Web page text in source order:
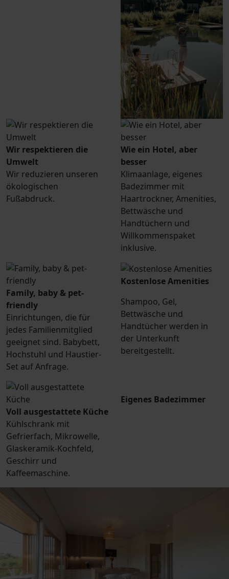
Wir respektieren die
Umwelt
Wir reduzieren unseren
ökologischen
Fußabdruck.
Wie ein Hotel, aber
besser
Klimaanlage, eigenes
Badezimmer mit
Haartrockner, Amenities,
Bettwäsche und
Handtüchern und
Willkommenspaket
inklusive.
Family, baby & pet-
friendly
Einrichtungen, die für
jedes Familienmitglied
geeignet sind. Babybett,
Hochstuhl und Haustier-
Set auf Anfrage.
Kostenlose Amenities
Shampoo, Gel,
Bettwäsche und
Handtücher werden in
der Unterkunft
bereitgestellt.
Voll ausgestattete Küche
Kühlschrank mit
Gefrierfach, Mikrowelle,
Glaskeramik-Kochfeld,
Geschirr und
Kaffeemaschine.
Eigenes Badezimmer